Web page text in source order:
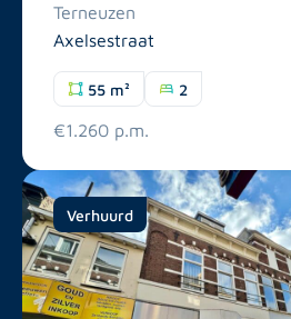
Terneuzen
Axelsestraat
55 m² 2
€1.260 p.m.
Verhuurd